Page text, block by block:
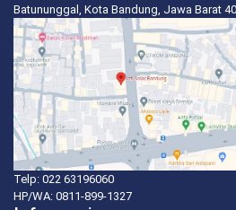
Batununggal, Kota Bandung, Jawa Barat
Telp: 022 63196060
HP/WA: 0811-899-1327